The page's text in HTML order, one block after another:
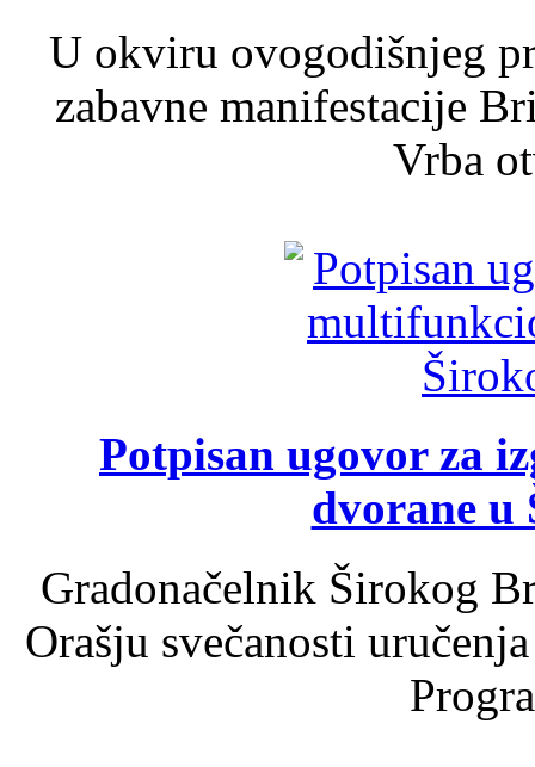
U okviru ovogodišnjeg
zabavne manifestacije
Vrba
Potpisan ugovor za
dvorane u
Gradonačelnik Širokog
Orašju svečanosti